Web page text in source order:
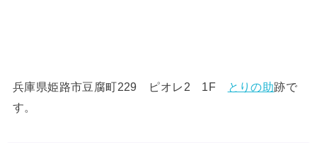
兵庫県姫路市豆腐町229 ピオレ2 1F とりの助跡で
す。